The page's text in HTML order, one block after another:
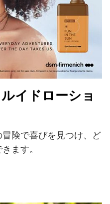
イドローショ
険で喜びを見つけ、ど
ます。